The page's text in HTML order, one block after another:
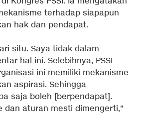
terhadap siapapun
hak dan pendapat.
situ. Saya tidak dalam
hal ini. Selebihnya, PSSI
ini memiliki mekanisme
aspirasi. Sehingga
saja boleh [berpendapat].
dan aturan mesti dimengerti,"